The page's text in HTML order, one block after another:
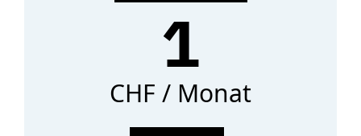
1
CHF / Monat